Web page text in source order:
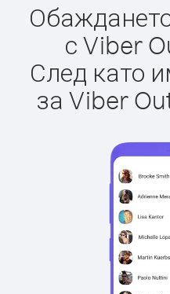
с Viber
След като
за Viber